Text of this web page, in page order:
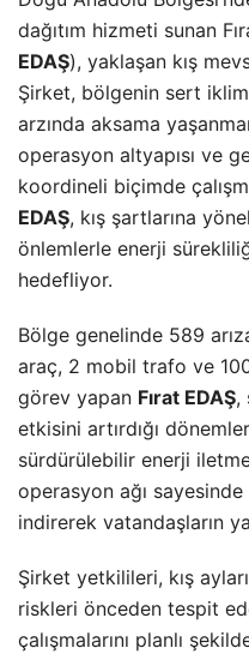
dağıtım hizmeti sunan
EDAŞ), yaklaşan kış
Şirket, bölgenin sert
arzında aksama
operasyon altyapısı ve
koordineli biçimde
EDAŞ, kış şartlarına
önlemlerle enerji
hedefliyor.
Bölge genelinde 589
araç, 2 mobil trafo ve
görev yapan Fırat EDAŞ,
etkisini artırdığı
sürdürülebilir enerji
operasyon ağı
indirerek vatandaşların
Şirket yetkilileri, kış
riskleri önceden tespit
çalışmalarını planlı